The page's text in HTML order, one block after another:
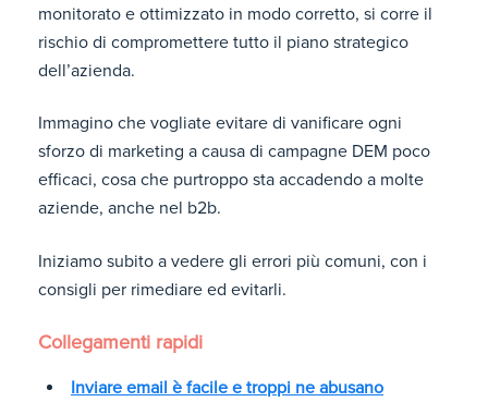
monitorato e ottimizzato in modo corretto, si corre il
rischio di compromettere tutto il piano strategico
dell’azienda.
Immagino che vogliate evitare di vanificare ogni
sforzo di marketing a causa di campagne DEM poco
efficaci, cosa che purtroppo sta accadendo a molte
aziende, anche nel b2b.
Iniziamo subito a vedere gli errori più comuni, con i
consigli per rimediare ed evitarli.
Collegamenti rapidi
Inviare email è facile e troppi ne abusano